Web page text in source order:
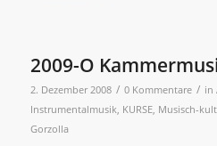
2009-O
2. Dezember 2008 / 0 Kommentare / in
Instrumentalmusik, KURSE, Musisch-
Gorzolla